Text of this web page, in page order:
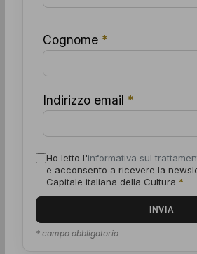
Cognome *
Indirizzo email *
Ho letto l'informativa sul
e acconsento a ricevere la
Capitale italiana della Cultura *
* campo obbligatorio